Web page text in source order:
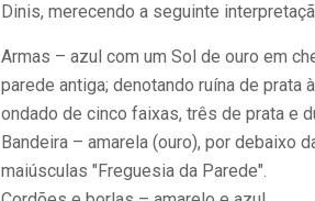
Dinis, merecendo a seguinte
Armas – azul com um Sol de ouro em
parede antiga; denotando ruína de
ondado de cinco faixas, três de prata e
Bandeira – amarela (ouro), por debaixo
maiúsculas "Freguesia da Parede".